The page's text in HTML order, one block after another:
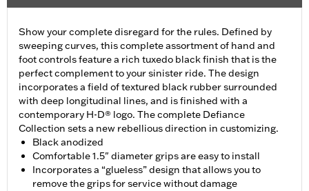
Show your complete disregard for the rules. Defined by
sweeping curves, this complete assortment of hand and
foot controls feature a rich tuxedo black finish that is the
perfect complement to your sinister ride. The design
incorporates a field of textured black rubber surrounded
with deep longitudinal lines, and is finished with a
contemporary H-D® logo. The complete Defiance
Collection sets a new rebellious direction in customizing.
Black anodized
Comfortable 1.5" diameter grips are easy to install
Incorporates a “glueless” design that allows you to
remove the grips for service without damage